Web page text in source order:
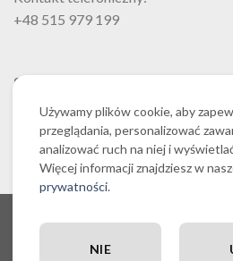
+48 515 979 199
SZUKAJ
REGULAMIN SKLEPU
RĘCZNIKI EGIPSKA BAWEŁNA
Używamy plików cookie, aby
przeglądania, personalizować
analizować ruch na niej i
Więcej informacji znajdziesz w
prywatności.
NIE